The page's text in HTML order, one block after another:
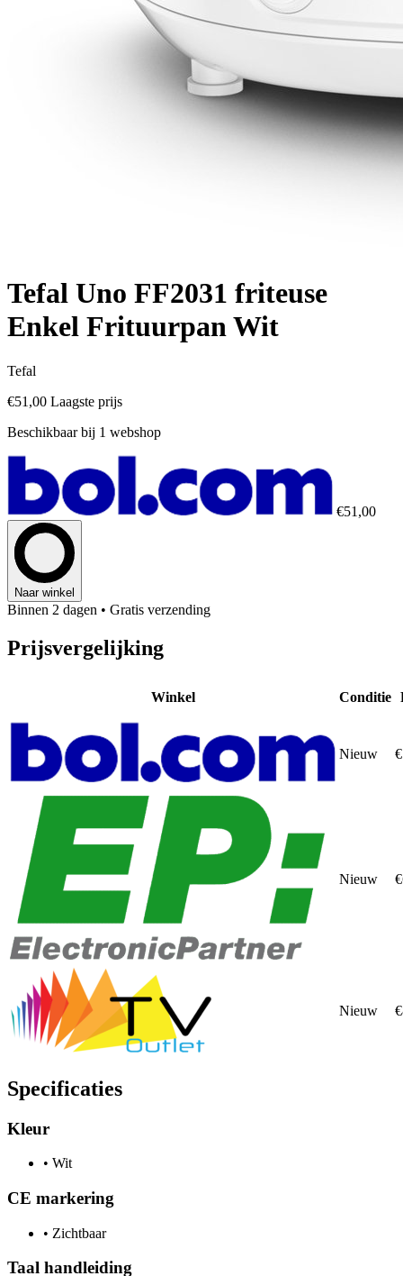
Tefal Uno FF2031 friteuse
Enkel Frituurpan Wit
Tefal
€51,00 Laagste prijs
Beschikbaar bij 1 webshop
€51,00
Naar winkel
Binnen 2 dagen • Gratis verzending
Prijsvergelijking
Winkel Conditie
Nieuw
Nieuw
Nieuw
Specificaties
Kleur
• Wit
CE markering
• Zichtbaar
Taal handleiding